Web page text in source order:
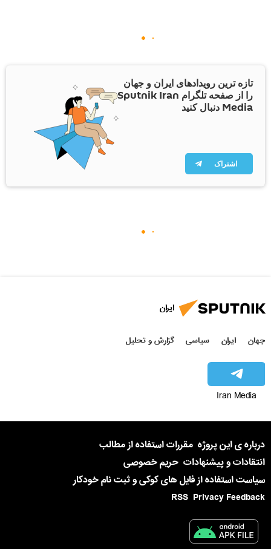
تازه ترین رویدادهای ایران و جهان
را از صفحه تلگرام Sputnik Iran
Media دنبال کنید
اشتراک
ایران
جهان ایران سیاسی گزارش و تحلیل
Iran Media
درباره ی این پروژه مقررات استفاده از مطالب
انتقادات و پیشنهادات حریم خصوصی
سیاست استفاده از فایل های کوکی و ثبت نام خودکار
Privacy Feedback
RSS